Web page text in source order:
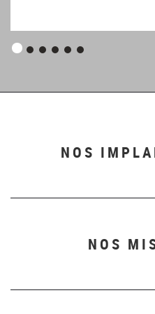
Panneau
Panneau
Panneau
Panneau
Panneau
Panneau
NOS
NOS